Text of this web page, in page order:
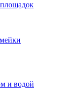
и водой